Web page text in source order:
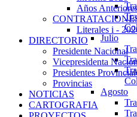
Julio
Agosto
Años
Literales i -
DIRECTORIO
Presidente Nacional
Vicepresidenta
Presidentes
Provincias
NOTICIAS
CARTOGRAFIA